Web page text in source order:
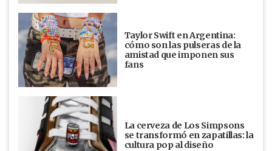
Taylor Swift en Argentina:
cómo son las pulseras de la
amistad que imponen sus
fans
La cerveza de Los Simpsons
se transformó en zapatillas: la
cultura pop al diseño